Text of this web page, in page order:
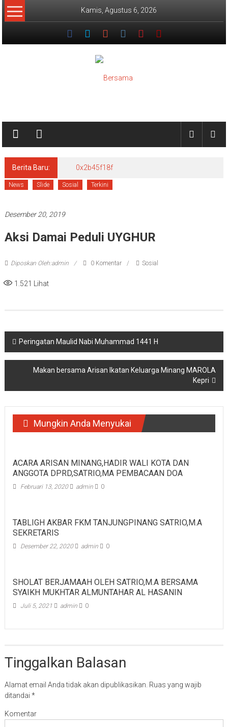
Lompat
ke
Kamis, Agustus 6, 2026
Satrio
Berita Baru: 0x2b45f18f
News Slide Sosial Terkini
Desember 20, 2019
Aksi Damai Peduli UYGHUR
Diposkan Oleh:admin 0 Komentar Sosial
1.521 Lihat
Navigasi
pos
Peringatan Maulid Nabi Muhammad 1441 H
Makan bersama Arisan Ikatan Keluarga Minang MAROLA
Kepri
Mungkin Anda Menyukai
ACARA ARISAN MINANG,HADIR WALI KOTA DAN
ANGGOTA DPRD,SATRIO,MA PEMBACAAN DOA
Februari 13, 2020 admin 0
TABLIGH AKBAR FKM TANJUNGPINANG SATRIO,M.A
SEKRETARIS
Desember 22, 2020 admin 0
SHOLAT BERJAMAAH OLEH SATRIO,M.A BERSAMA
SYAIKH MUKHTAR ALMUNTAHAR AL HASANIN
Juli 5, 2021 admin 0
Tinggalkan Balasan
Alamat email Anda tidak akan dipublikasikan. Ruas yang wajib
ditandai *
Komentar